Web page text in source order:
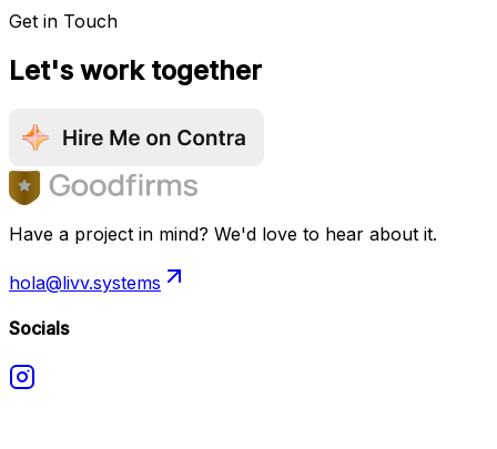
Get in Touch
Let's work together
Have a project in mind? We'd love to hear about it.
hola@livv.systems
Socials